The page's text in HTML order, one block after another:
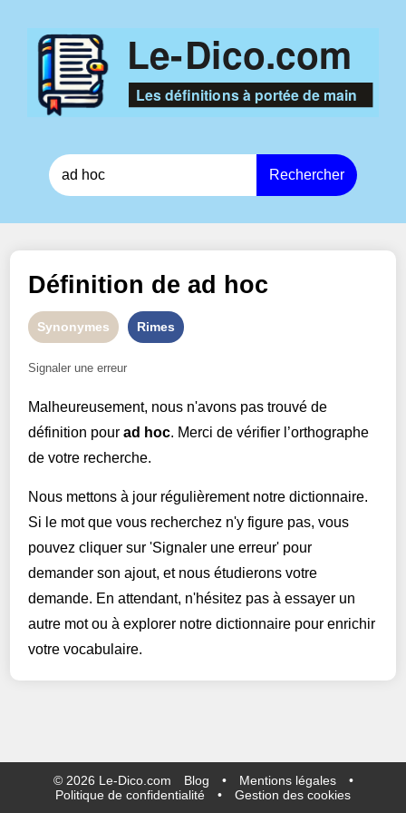
Rechercher
Définition dead hoc
Synonymes Rimes
Signaler une erreur
Malheureusement, nous n'avons pas trouvé de
définition pourad hoc. Merci de vérifier l’orthographe
de votre recherche.
Nous mettons à jour régulièrement notre dictionnaire.
Si le mot que vous recherchez n'y figure pas, vous
pouvez cliquer sur 'Signaler une erreur' pour
demander son ajout, et nous étudierons votre
demande. En attendant, n'hésitez pas à essayer un
autre mot ou à explorer notre dictionnaire pour enrichir
votre vocabulaire.
© 2026 Le-Dico.com Blog • Mentions légales
•
Politique de confidentialité
• Gestion des cookies